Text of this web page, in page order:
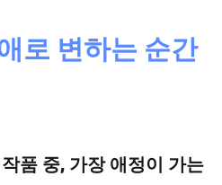
로 변하는 순간
품 중, 가장 애정이 가는